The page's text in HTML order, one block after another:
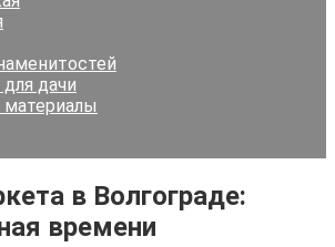
дачи
материалы
в Волгограде:
времени